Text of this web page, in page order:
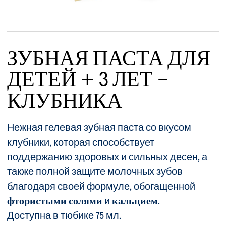
ЗУБНАЯ ПАСТА ДЛЯ
ДЕТЕЙ + 3 ЛЕТ -
КЛУБНИКА
Нежная гелевая зубная паста со вкусом
клубники, которая способствует
поддержанию здоровых и сильных десен, а
также полной защите молочных зубов
благодаря своей формуле, обогащенной
фтористыми солями икальцием.
Доступна в тюбике 75 мл.